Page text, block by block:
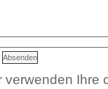
verwenden Ihre